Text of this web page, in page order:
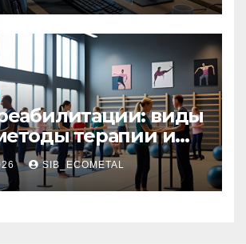
виды
терапии и
качества
SIB_ECOMETAL